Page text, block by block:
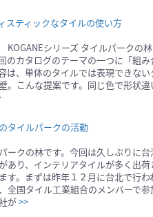
スティックなタイルの使い方
シリーズ タイルパークの
のカタログのテーマの一つに「組
は、単体のタイルでは表現できな
。こんな提案です。同じ色で形状
タイルパークの活動
ークの林です。今回は久しぶりに
あり、インテリアタイルが多く出
す。まずは昨年１２月に台北で行
全国タイル工業組合のメンバーで
が>>